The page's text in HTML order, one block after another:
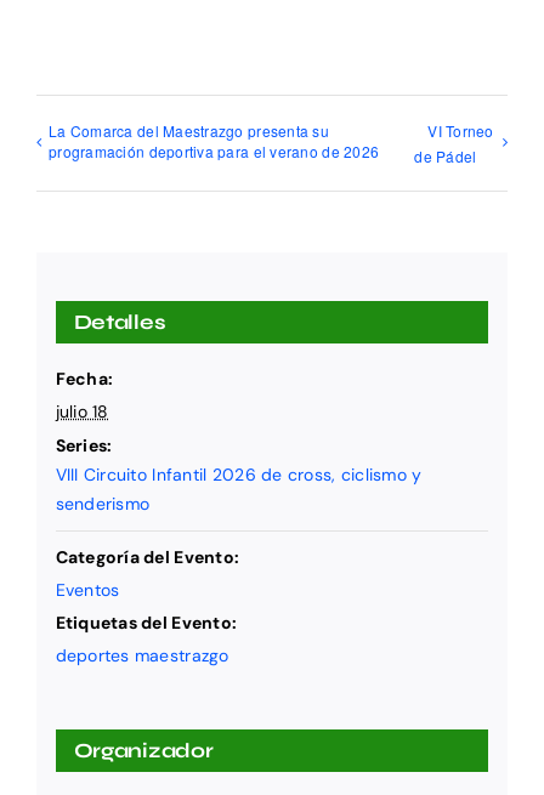
La Comarca del Maestrazgo presenta su
programación deportiva para el verano de 2026
VI Torneo
de Pádel
Detalles
Fecha:
julio 18
Series:
VIII Circuito Infantil 2026 de cross, ciclismo y
senderismo
Categoría del Evento:
Eventos
Etiquetas del Evento:
deportes maestrazgo
Organizador